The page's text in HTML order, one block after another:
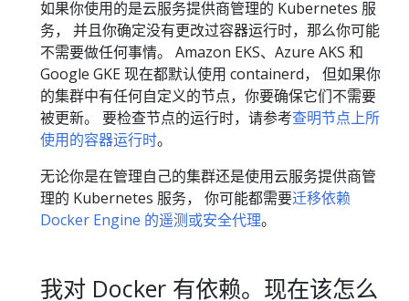
如果你使用的是云服务提供商管理的 Kubernetes 服
务， 并且你确定没有更改过容器运行时，那么你可能
不需要做任何事情。 Amazon EKS、Azure AKS 和
Google GKE 现在都默认使用 containerd， 但如果你
的集群中有任何自定义的节点，你要确保它们不需要
被更新。 要检查节点的运行时，请参考查明节点上所
使用的容器运行时。
无论你是在管理自己的集群还是使用云服务提供商管
理的 Kubernetes 服务， 你可能都需要迁移依赖
Docker Engine 的遥测或安全代理。
我对 Docker 有依赖。现在该怎么